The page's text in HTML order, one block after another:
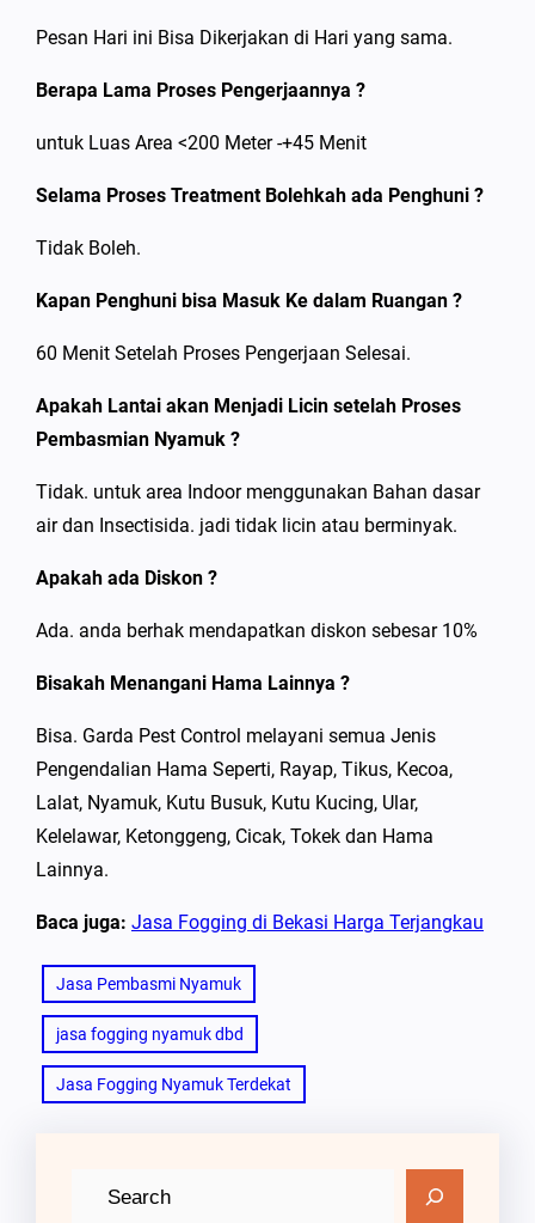
Pesan Hari ini Bisa Dikerjakan di Hari yang sama.
Berapa Lama Proses Pengerjaannya ?
untuk Luas Area <200 Meter -+45 Menit
Selama Proses Treatment Bolehkah ada Penghuni ?
Tidak Boleh.
Kapan Penghuni bisa Masuk Ke dalam Ruangan ?
60 Menit Setelah Proses Pengerjaan Selesai.
Apakah Lantai akan Menjadi Licin setelah Proses
Pembasmian Nyamuk ?
Tidak. untuk area Indoor menggunakan Bahan dasar
air dan Insectisida. jadi tidak licin atau berminyak.
Apakah ada Diskon ?
Ada. anda berhak mendapatkan diskon sebesar 10%
Bisakah Menangani Hama Lainnya ?
Bisa. Garda Pest Control melayani semua Jenis
Pengendalian Hama Seperti, Rayap, Tikus, Kecoa,
Lalat, Nyamuk, Kutu Busuk, Kutu Kucing, Ular,
Kelelawar, Ketonggeng, Cicak, Tokek dan Hama
Lainnya.
Baca juga: Jasa Fogging di Bekasi Harga Terjangkau
Jasa Pembasmi Nyamuk
jasa fogging nyamuk dbd
Jasa Fogging Nyamuk Terdekat